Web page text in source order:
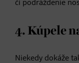
či podráždenie
4. Kúpele
Niekedy dokáže